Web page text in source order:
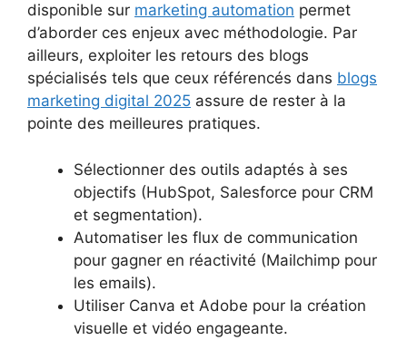
disponible sur marketing automation permet
d’aborder ces enjeux avec méthodologie. Par
ailleurs, exploiter les retours des blogs
spécialisés tels que ceux référencés dans blogs
marketing digital 2025 assure de rester à la
pointe des meilleures pratiques.
Sélectionner des outils adaptés à ses
objectifs (HubSpot, Salesforce pour CRM
et segmentation).
Automatiser les flux de communication
pour gagner en réactivité (Mailchimp pour
les emails).
Utiliser Canva et Adobe pour la création
visuelle et vidéo engageante.